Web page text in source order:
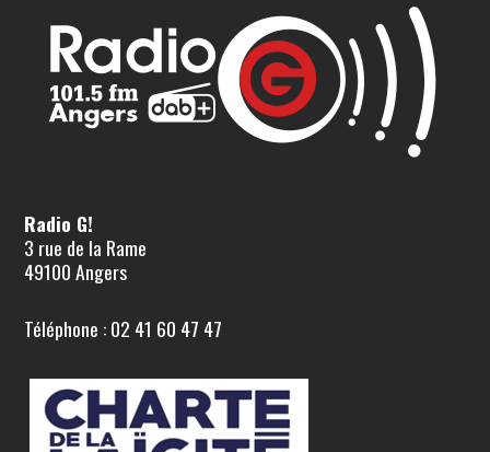
Radio G!
3 rue de la Rame
49100 Angers
Téléphone : 02 41 60 47 47